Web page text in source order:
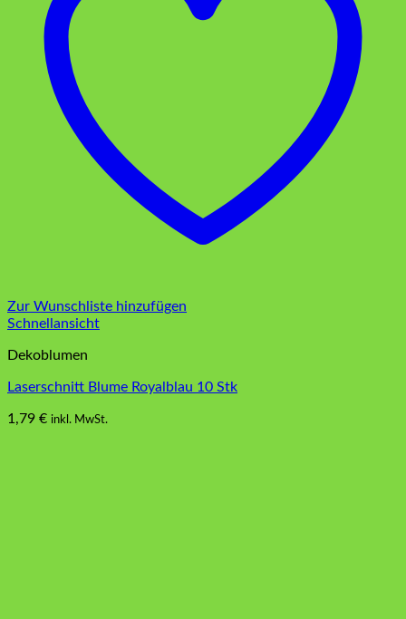
Zur Wunschliste hinzufügen
Schnellansicht
Dekoblumen
Laserschnitt Blume Royalblau 10 Stk
1,79 € inkl. MwSt.